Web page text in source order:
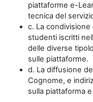
piattaforme e-
tecnica del
c. La
studenti iscritti
delle diverse
sulle piattaforme.
d. La diffusione
Cognome, e
sulla piattaforma